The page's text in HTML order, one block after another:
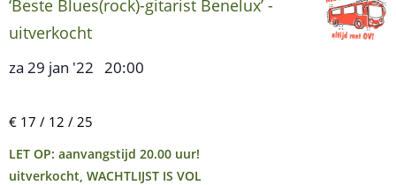
‘Beste Blues(rock)-gitarist Benelux’ -
uitverkocht
za 29 jan '22 20:00
€ 17 / 12 / 25
LET OP: aanvangstijd 20.00 uur!
uitverkocht, WACHTLIJST IS VOL